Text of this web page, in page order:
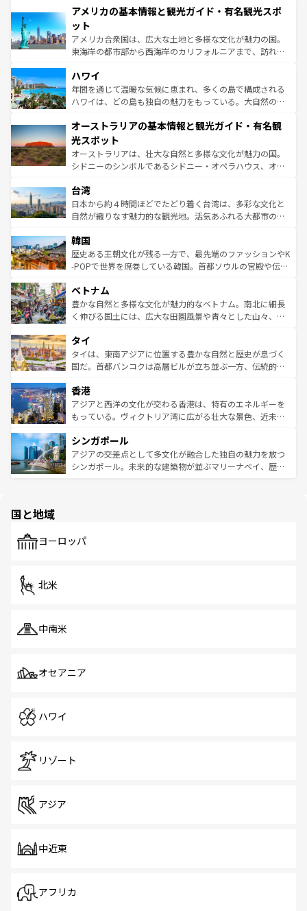
ンツ一覧を参照してほしい。
の建物がそのまま残る町や、スイスならではのユニークな
博物館もあり、アルプス観光だけでなく町歩きも満喫する
ことができる。国民の所得が高いため物価も高いが、旅行
者向けの交通パス提供のサービスもあり、うまく活用すれ
着のスイス情報は
アメリカの基本情報と観光ガイド・有名観光スポ
ット
アメリカ合衆国は、広大な土地と多様な文化が魅力の国。
東海岸の都市部から西海岸のカリフォルニアまで、訪れる
のような巨大都市は、観光、ショッピング、エンターテイ
ンメントが詰まった刺激的なスポットだ。一方、アメリカ
西部には大自然が広がり、グランドキャニオンやイエロー
部のニューオーリンズでは、音楽と美食が融合した独特の
文化が魅力。旅行者はアメリカの各地域で異なる魅力を楽
しみながら、その多様性と豊かな歴史を感じることができ
るだろう。車でのロードトリップや列車の旅も、アメリカ
情報は
ハワイ
年間を通じて温暖な気候に恵まれ、多くの島で構成される
ハワイは、どの島も独自の魅力をもっている。大自然の神
ワイ島は見逃せない。また、定番の観光地といえばオアフ
島だが、静かな自然を求めるならマウイ島やカウアイ島が
おすすめ。エメラルドグリーンに輝く海をはじめ、豊かな
文化や歴史が息づいている。「アロハスピリット」と呼ば
人々、おいしいローカルフードやハワイアンミュージッ
ク、伝統的なフラダンスなど、すべてがハワイの魅力を彩
っている。訪れるたびに新しい発見と感動が待っているハ
はコンテンツ一覧
オーストラリアの基本情報と観光ガイド・有名観
光スポット
オーストラリアは、壮大な自然と多様な文化が魅力の国。
シドニーのシンボルであるシドニー・オペラハウス、オー
リアリーフや大陸中央部にそびえるウルル（エアーズロッ
ク）、タスマニアの美しい原生林やケアンズの熱帯雨林な
ど、見どころがたくさん。また、カフェやワイン、オージ
いる。アクティビティも充実しており、サーフィンやダイ
ビング、ハイキングなど、アウトドア好きにはたまらな
い。オーストラリアの多彩な魅力を存分に味わいつくそ
参照してほしい。
台湾
日本から約４時間ほどでたどり着く台湾は、多彩な文化と
自然が織りなす魅力的な観光地。活気あふれる大都市の台
ン）、静ひつな山岳地帯である台湾東部など、都市の喧騒
と山間の静けさが共存しており、訪れる人に新しい発見と
驚きをもたらしてくれる。また、奥深い台湾の食文化も魅
容にもいいと評判のスイーツなど、バラエティ豊かな料理
が味わえる。 なお、新着の台湾情報は コンテンツ一覧を参
照してほしい。
韓国
歴史ある王朝文化が残る一方で、最先端のファッションやK
-POPで世界を席巻している韓国。首都ソウルの宮殿や伝統
き、地方に足を延ばせば四季折々の自然美を楽しむことが
できる。そして、キムチや焼肉、絶品のストリートフード
まで、さまざまな韓国料理が待っている。夜には、韓国な
リティに包まれながら、韓国の多彩な魅力を心ゆくまで味
わってみてほしい。 なお、新着の韓国情報はコンテンツ一
覧を参照してほしい。
ベトナム
豊かな自然と多様な文化が魅力的なベトナム。南北に細長
く伸びる国土には、広大な田園風景や青々とした山々、世
急速な発展と共に伝統が息づく。ハノイの古い町並みやホ
ーチミン市のフランス統治時代の建物も、独特の雰囲気を
醸し出している。また、バラエティの豊かさとおいしさで
とつ。フォーやバインミー、ベトナムコーヒーなどは、ぜ
ひ現地で味わいたい。どの地域を訪れてもあたたかい人々
が旅行者を迎えてくれるので、きっと忘れられない旅にな
参照してほしい。
タイ
タイは、東南アジアに位置する豊かな自然と歴史が息づく
国だ。首都バンコクは高層ビルが立ち並ぶ一方、伝統的な
の活気が交差している。北部ではチェンマイなどの山岳地
帯で自然と触れ合い、南部ではプーケットやクラビの美し
いビーチでリゾート気分を楽しむことができる。タイ料理
激する。気候は一年中温暖で、どの季節にも異なる楽しみ
が待っている。親しみやすいタイの人々、仏教を中心とし
た文化、そして多様な観光資源が、訪れる旅人を魅了し続
香港
アジアと西洋の文化が交わる香港は、特有のエネルギーを
もっている。ヴィクトリア湾に広がる壮大な景色、近未来
み、どこを訪れても感動するはず。観光スポットが密集し
ており、効率よく見どころを回れるのも魅力。息をのむよ
うな絶景から文化的な体験まで、香港を存分に楽しみ尽く
シンガポール
アジアの交差点として多文化が融合した独自の魅力を放つ
シンガポール。未来的な建築物が並ぶマリーナベイ、歴史
で、ホーカーズは地元の風情を楽しめる外せないスポット
国と地域
ヨーロッパ
北米
中南米
オセアニア
ハワイ
リゾート
アジア
中近東
アフリカ